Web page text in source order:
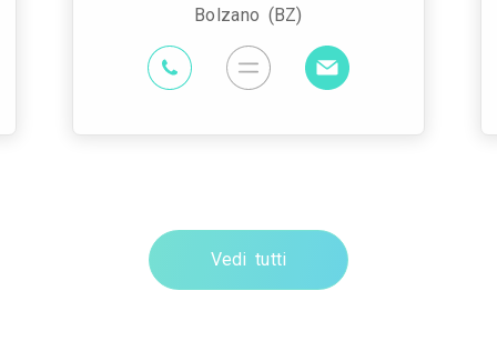
Bolzano (BZ)
Vedi tutti